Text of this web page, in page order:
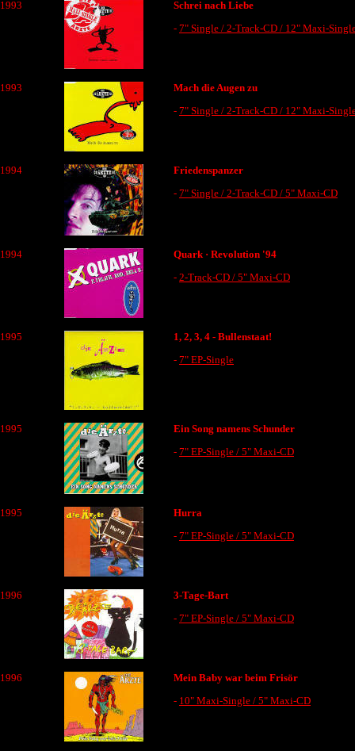
1993
Schrei nach Liebe
- 7" Single / 2-Track-CD / 12" Maxi-
1993
Mach die Augen zu
- 7" Single / 2-Track-CD / 12" Maxi-
1994
Friedenspanzer
- 7" Single / 2-Track-CD / 5" Maxi-CD
1994 Quark · Revolution '94
- 2-Track-CD / 5" Maxi-CD
1995
1, 2, 3, 4 - Bullenstaat!
- 7" EP-Single
1995
Ein Song namens Schunder
- 7" EP-Single / 5" Maxi-CD
1995
Hurra
- 7" EP-Single / 5" Maxi-CD
1996
3-Tage-Bart
- 7" EP-Single / 5" Maxi-CD
1996
Mein Baby war beim Frisör
- 10" Maxi-Single / 5" Maxi-CD